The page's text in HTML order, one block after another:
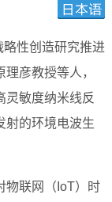
性创造研究推进
彦教授等人，
灵敏度纳米线反
射的环境电波生
物联网（IoT）时